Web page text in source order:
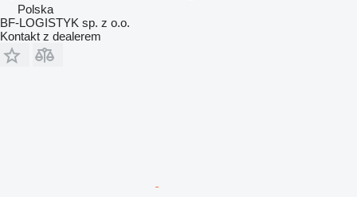
Polska
BF-LOGISTYK sp. z o.o.
Kontakt z dealerem